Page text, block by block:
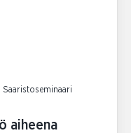
aiheena